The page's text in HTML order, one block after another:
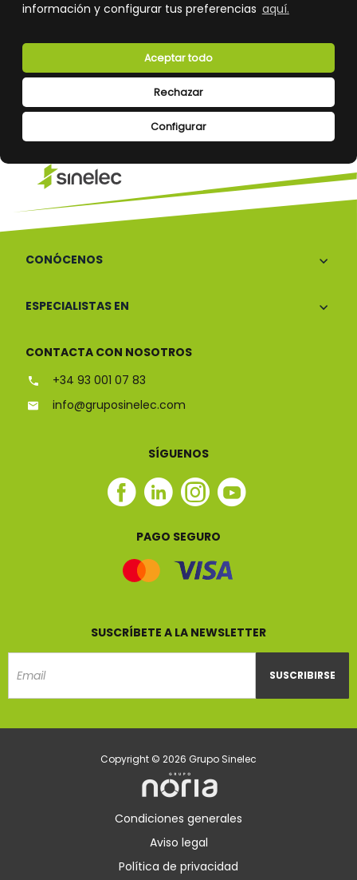
información y configurar tus preferencias aquí.
Configurar
Rechazar
Aceptar todo
Devoluciones Pago seguro
Atención al cliente
CONÓCENOS
ESPECIALISTAS EN
CONTACTA CON NOSOTROS
+34 93 001 07 83
info@gruposinelec.com
SÍGUENOS
Facebook
Linkedin
Instagram
Youtube
PAGO SEGURO
SUSCRÍBETE A LA NEWSLETTER
SUSCRIBIRSE
Copyright © 2026 Grupo Sinelec
Condiciones generales
Aviso legal
Política de privacidad